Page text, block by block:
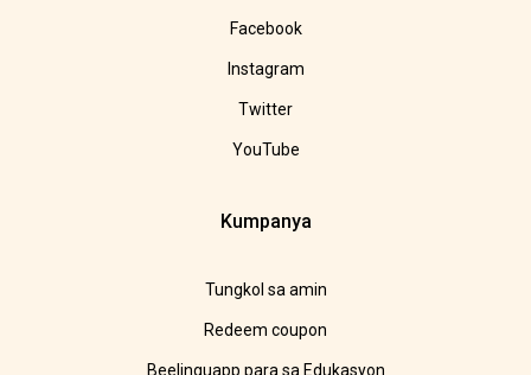
Facebook
Instagram
Twitter
YouTube
Kumpanya
Tungkol sa amin
Redeem coupon
Beelinguapp para sa Edukasyon